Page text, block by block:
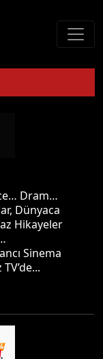
Dram…
Dünyaca
Hikayeler
Sinema